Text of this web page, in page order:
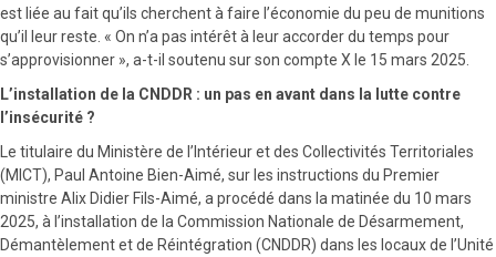
est liée au fait qu’ils cherchent à faire l’économie du peu de munitions
qu’il leur reste. « On n’a pas intérêt à leur accorder du temps pour
s’approvisionner », a-t-il soutenu sur son compte X le 15 mars 2025.
L’installation de la CNDDR : un pas en avant dans la lutte contre
l’insécurité ?
Le titulaire du Ministère de l’Intérieur et des Collectivités Territoriales
(MICT), Paul Antoine Bien-Aimé, sur les instructions du Premier
ministre Alix Didier Fils-Aimé, a procédé dans la matinée du 10 mars
2025, à l’installation de la Commission Nationale de Désarmement,
Démantèlement et de Réintégration (CNDDR) dans les locaux de l’Unité